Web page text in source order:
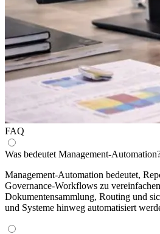
FAQ
Was bedeutet Management-
Management-Automation bedeutet,
Governance-Workflows zu
Dokumentensammlung, Routing und
und Systeme hinweg automatisiert